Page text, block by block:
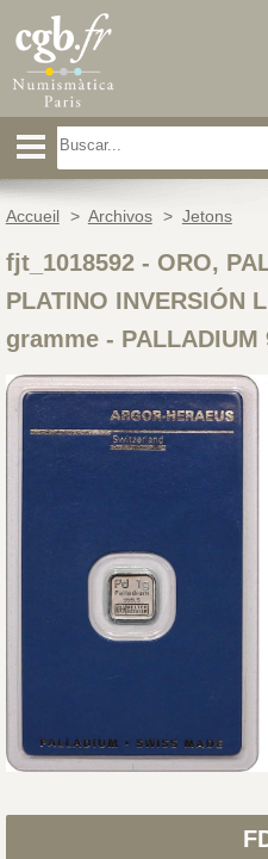
Accueil > Archivos > Jetons
fjt_1018592- ORO,
PLATINO INVERSIÓN
gramme - PALLADIUM